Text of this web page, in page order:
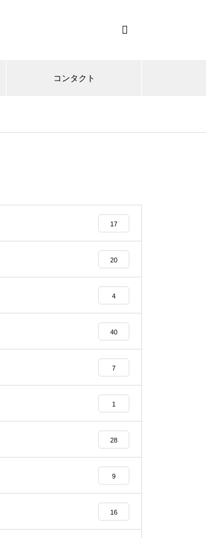
コンタクト
17
20
4
40
7
1
28
9
16